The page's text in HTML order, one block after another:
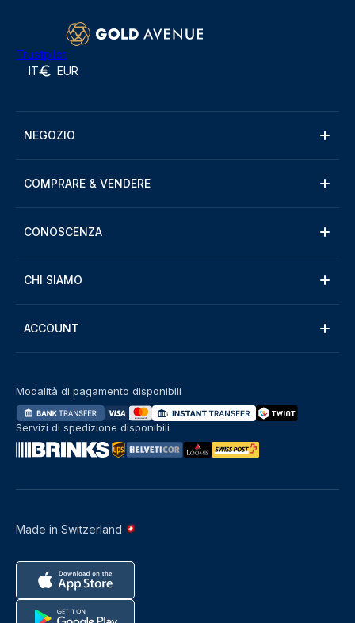
Trustpilot
IT EUR
NEGOZIO
COMPRARE & VENDERE
CONOSCENZA
CHI SIAMO
ACCOUNT
Made in Switzerland
Modalità di pagamento disponibili
Servizi di spedizione disponibili